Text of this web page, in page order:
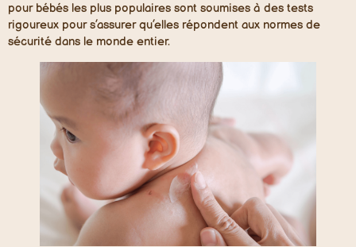
pour bébés les plus populaires sont soumises à des tests
rigoureux pour s’assurer qu’elles répondent aux normes de
sécurité dans le monde entier.